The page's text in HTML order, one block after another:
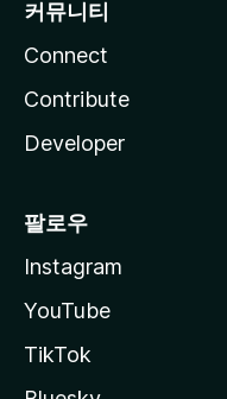
커뮤니티
Connect
Contribute
Developer
팔로우
Instagram
YouTube
TikTok